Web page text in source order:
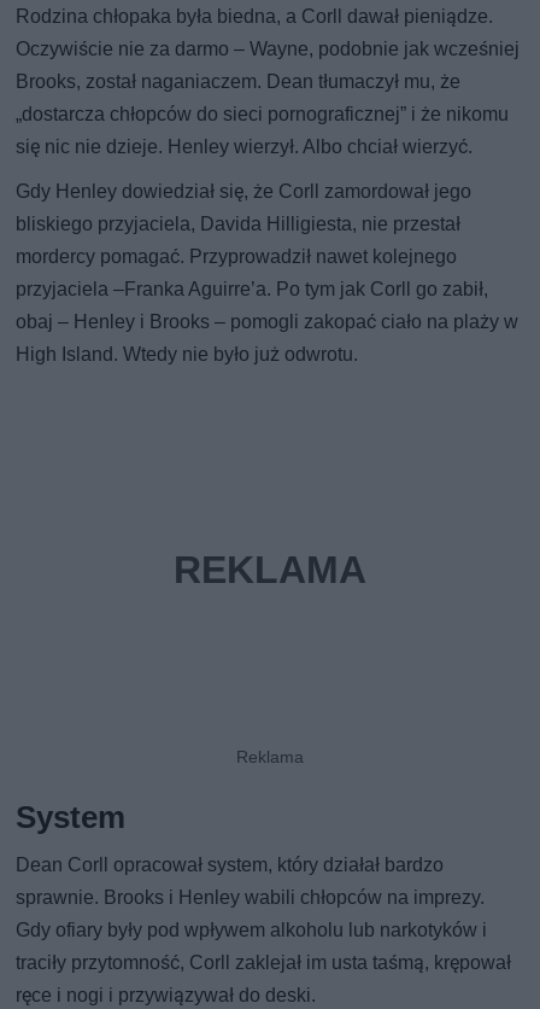
Rodzina chłopaka była biedna, a Corll dawał pieniądze.
Oczywiście nie za darmo – Wayne, podobnie jak wcześniej
Brooks, został naganiaczem. Dean tłumaczył mu, że
„dostarcza chłopców do sieci pornograficznej” i że nikomu
się nic nie dzieje. Henley wierzył. Albo chciał wierzyć.
Gdy Henley dowiedział się, że Corll zamordował jego
bliskiego przyjaciela, Davida Hilligiesta, nie przestał
mordercy pomagać. Przyprowadził nawet kolejnego
przyjaciela –Franka Aguirre’a. Po tym jak Corll go zabił,
obaj – Henley i Brooks – pomogli zakopać ciało na plaży w
High Island. Wtedy nie było już odwrotu.
System
Dean Corll opracował system, który działał bardzo
sprawnie. Brooks i Henley wabili chłopców na imprezy.
Gdy ofiary były pod wpływem alkoholu lub narkotyków i
traciły przytomność, Corll zaklejał im usta taśmą, krępował
ręce i nogi i przywiązywał do deski.